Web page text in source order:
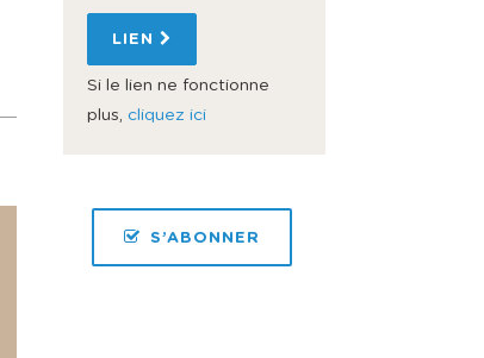
LIEN
Si le lien ne fonctionne
plus, cliquez ici
S’ABONNER